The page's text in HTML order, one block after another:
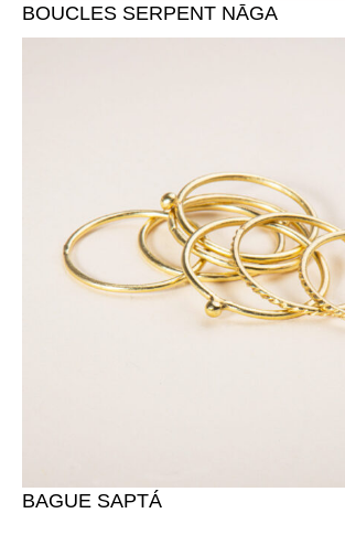
BOUCLES SERPENT NĀGA
BAGUE SAPTÁ